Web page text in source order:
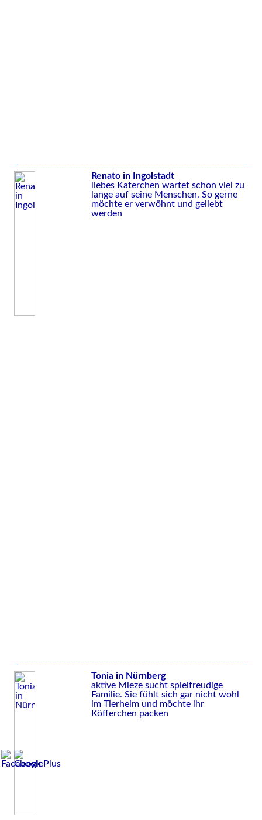
Renato in Ingolstadt
liebes Katerchen wartet schon viel zu
lange auf seine Menschen. So gerne
möchte er verwöhnt und geliebt
werden
Tonia in Nürnberg
aktive Mieze sucht spielfreudige
Familie. Sie fühlt sich gar nicht wohl
im Tierheim und möchte ihr
Köfferchen packen